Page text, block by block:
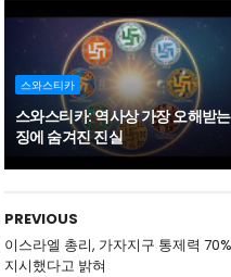
스와스티카
스와스티카: 역사상 가장 오해받
징에 숨겨진 진실
PREVIOUS
이스라엘 총리, 가자지구 통제력
지시했다고 밝혀